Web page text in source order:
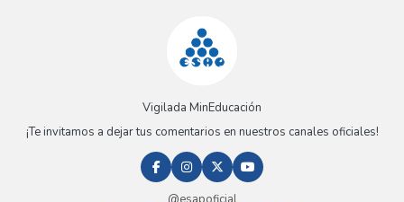
Vigilada MinEducación
¡Te invitamos a dejar tus comentarios en nuestros canales oficiales!